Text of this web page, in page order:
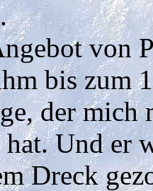
von
bis zum
der
Und er
Dreck